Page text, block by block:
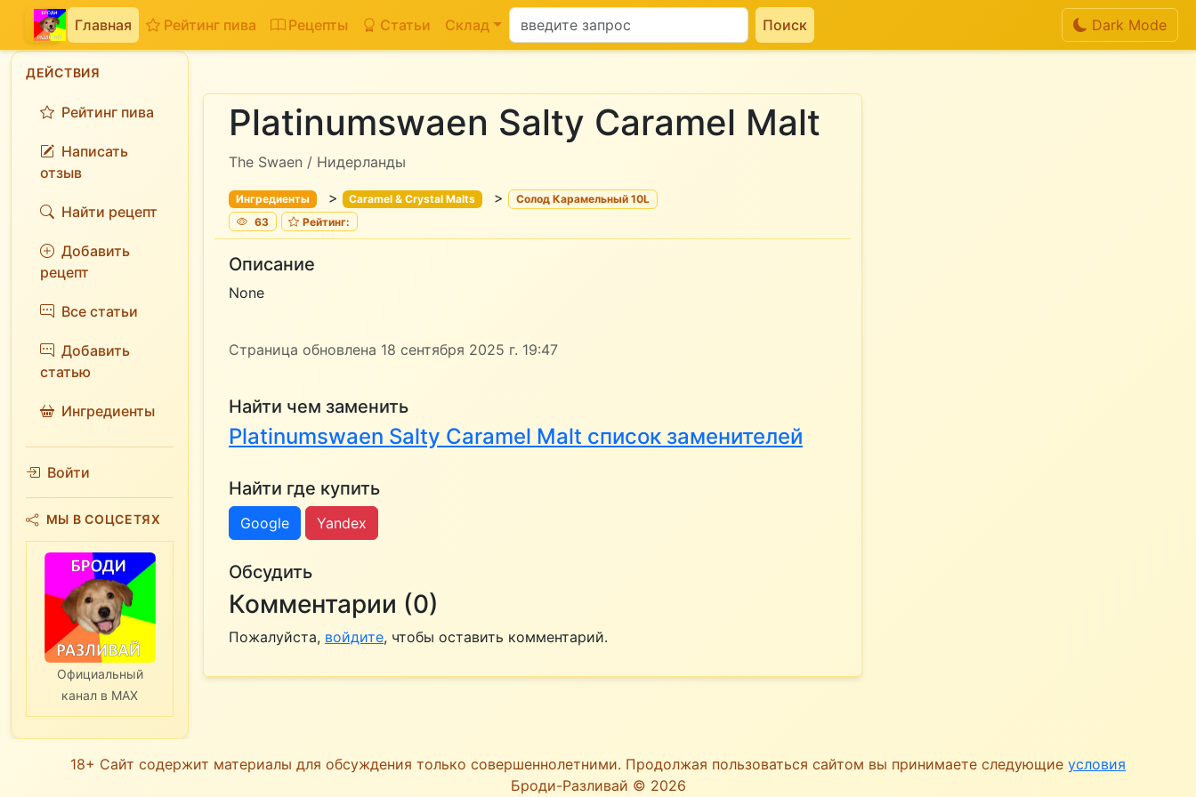
Главная Рейтинг пива Рецепты Статьи Склад Поиск Dark Mode
ДЕЙСТВИЯ
Рейтинг пива
Написать
отзыв
Найти рецепт
Добавить
рецепт
Все статьи
Добавить
статью
Ингредиенты
Войти
МЫ В СОЦСЕТЯХ
Официальный
канал в MAX
Platinumswaen Salty Caramel Malt
The Swaen / Нидерланды
Ингредиенты > Caramel & Crystal Malts > Солод Карамельный 10L
63
Рейтинг:
Описание
None
Страница обновлена 18 сентября 2025 г. 19:47
Найти чем заменить
Platinumswaen Salty Caramel Malt список заменителей
Найти где купить
Google Yandex
Обсудить
Комментарии (0)
Пожалуйста, войдите, чтобы оставить комментарий.
18+ Сайт содержит материалы для обсуждения только совершеннолетними. Продолжая пользоваться сайтом вы принимаете следующие условия
Броди-Разливай © 2026